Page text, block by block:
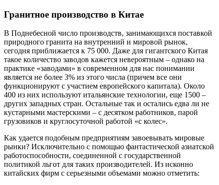
Гранитное производство в Китае
В Поднебесной число производств, занимающихся поставкой
природного гранита на внутренний и мировой рынок,
сегодня приближается к 75 000. Даже для гигантского Китая
такое количество заводов кажется невероятным – однако на
практике «заводами» в современном для нас понимании
является не более 3% из этого числа (причем все они
функционируют с участием европейского капитала). Около
400 из них используют итальянские технологии, еще 1500 –
других западных стран. Остальные так и остались едва ли не
кустарными мастерскими – с десятком работников, парой
грузовиков и круглосуточной работой «с колес».
Как удается подобным предприятиям завоевывать мировые
рынки? Исключительно с помощью фантастической азиатской
работоспособности, соединенной с государственной
политикой льгот для таких производителей. Из исконно
китайских фирм с серьезными объемами можно отметить: